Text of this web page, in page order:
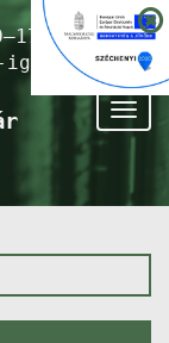
ig)